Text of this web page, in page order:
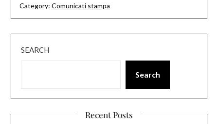
Category: Comunicati stampa
SEARCH
Search
Recent Posts